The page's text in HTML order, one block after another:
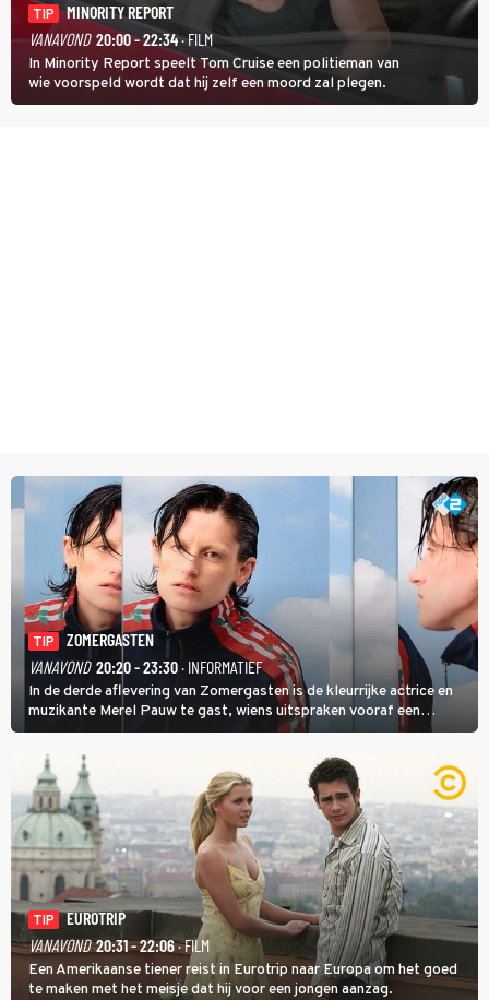
TIP
MINORITY REPORT
VANAVOND 20:00 - 22:34· FILM
In Minority Report speelt Tom Cruise een politieman van
wie voorspeld wordt dat hij zelf een moord zal plegen.
TIP
ZOMERGASTEN
VANAVOND 20:20 - 23:30· INFORMATIEF
In de derde aflevering van Zomergasten is de kleurrijke actrice en
muzikante Merel Pauw te gast, wiens uitspraken vooraf een
boeiende avond beloven: 'Mijn ideale televisieavond is zoals mijn
identiteit: grenzeloos, absurd en vol angsten'.
TIP
EUROTRIP
VANAVOND 20:31 - 22:06· FILM
Een Amerikaanse tiener reist in Eurotrip naar Europa om het goed
te maken met het meisje dat hij voor een jongen aanzag.